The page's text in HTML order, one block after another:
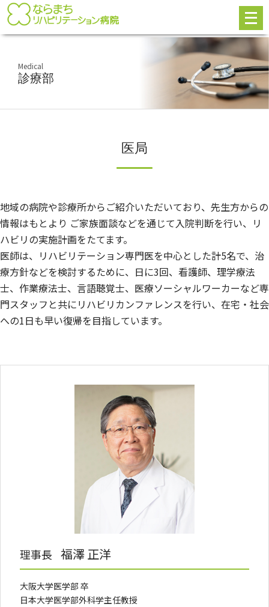
メ
ニ
ュ
ー
を
開
く
Medical
診療部
医局
地域の病院や診療所からご紹介いただいており、先生方からの
情報はもとより ご家族面談などを通じて入院判断を行い、リ
ハビリの実施計画をたてます。
医師は、リハビリテーション専門医を中心とした計5名で、治
療方針などを検討するために、日に3回、看護師、理学療法
士、作業療法士、言語聴覚士、医療ソーシャルワーカーなど専
門スタッフと共にリハビリカンファレンスを行い、在宅・社会
への1日も早い復帰を目指しています。
理事長 福澤 正洋
大阪大学医学部 卒
日本大学医学部外科学主任教授